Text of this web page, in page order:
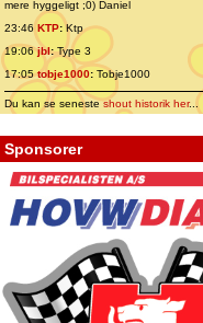
mere hyggeligt ;0) Daniel
23:46 KTP:Ktp
19:06jbl:Type 3
17:05tobje1000: Tobje1000
Du kan se senesteshout historik her...
Sponsorer